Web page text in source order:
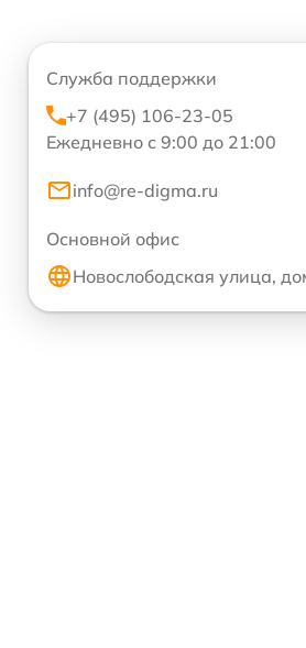
Служба поддержки
+7 (495) 106-23-05
Ежедневно с 9:00 до 21:00
info@re-digma.ru
Основной офис
Новослободская улица,